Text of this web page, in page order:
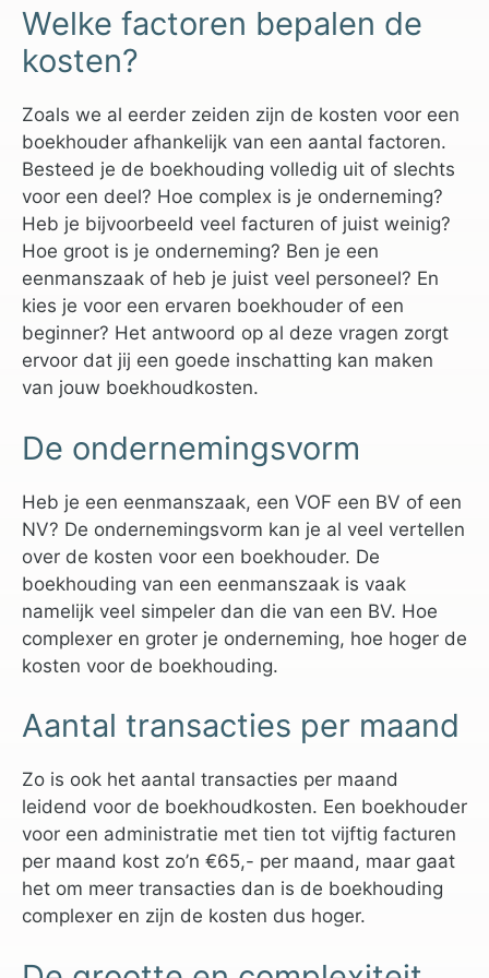
Welke factoren bepalen de
kosten?
Zoals we al eerder zeiden zijn de kosten voor een
boekhouder afhankelijk van een aantal factoren.
Besteed je de boekhouding volledig uit of slechts
voor een deel? Hoe complex is je onderneming?
Heb je bijvoorbeeld veel facturen of juist weinig?
Hoe groot is je onderneming? Ben je een
eenmanszaak of heb je juist veel personeel? En
kies je voor een ervaren boekhouder of een
beginner? Het antwoord op al deze vragen zorgt
ervoor dat jij een goede inschatting kan maken
van jouw boekhoudkosten.
De ondernemingsvorm
Heb je een eenmanszaak, een VOF een BV of een
NV? De ondernemingsvorm kan je al veel vertellen
over de kosten voor een boekhouder. De
boekhouding van een eenmanszaak is vaak
namelijk veel simpeler dan die van een BV. Hoe
complexer en groter je onderneming, hoe hoger de
kosten voor de boekhouding.
Aantal transacties per maand
Zo is ook het aantal transacties per maand
leidend voor de boekhoudkosten. Een boekhouder
voor een administratie met tien tot vijftig facturen
per maand kost zo’n €65,- per maand, maar gaat
het om meer transacties dan is de boekhouding
complexer en zijn de kosten dus hoger.